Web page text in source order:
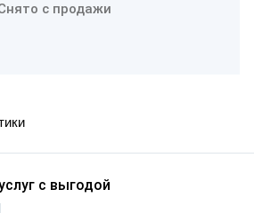
с продажи
с выгодой